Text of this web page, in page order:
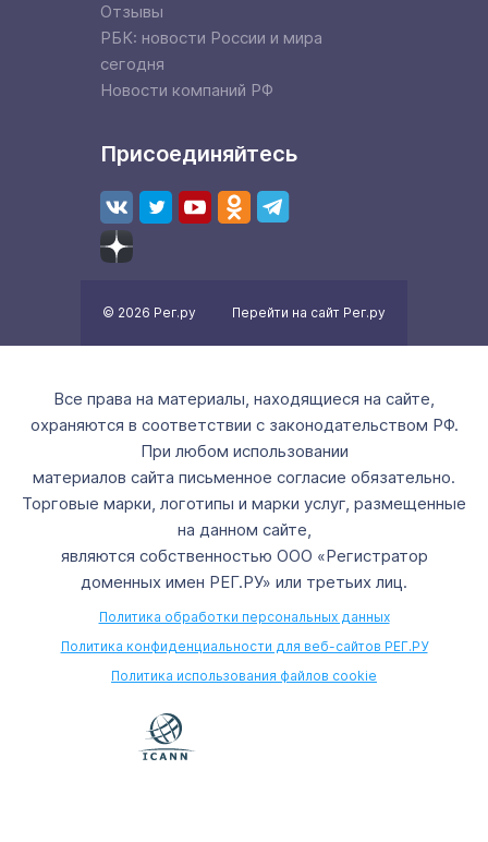
Отзывы
РБК: новости России и мира
сегодня
Новости компаний РФ
Присоединяйтесь
© 2026 Рег.ру Перейти на сайт Рег.ру
Все права на материалы, находящиеся на сайте,
охраняются в соответствии с законодательством РФ.
При любом использовании
материалов сайта письменное согласие обязательно.
Торговые марки, логотипы и марки услуг, размещенные
на данном сайте,
являются собственностью ООО «Регистратор
доменных имен РЕГ.РУ» или третьих лиц.
Политика обработки персональных данных
Политика конфиденциальности для веб-сайтов РЕГ.РУ
Политика использования файлов cookie